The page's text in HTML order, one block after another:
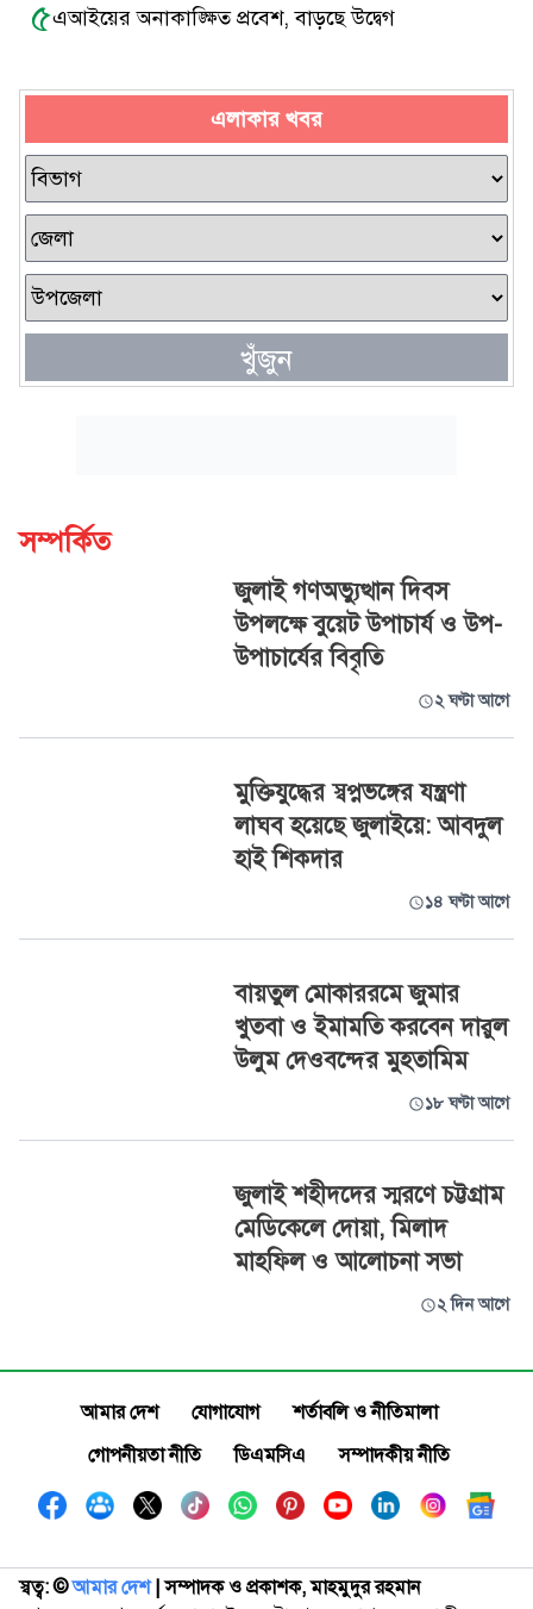
৫এআইয়ের অনাকাঙ্ক্ষিত প্রবেশ, বাড়ছে উদ্বেগ
এলাকার খবর
খুঁজুন
সম্পর্কিত
জুলাই গণঅভ্যুত্থান দিবস
উপলক্ষে বুয়েট উপাচার্য ও উপ-
উপাচার্যের বিবৃতি
২ ঘণ্টা আগে
মুক্তিযুদ্ধের স্বপ্নভঙ্গের যন্ত্রণা
লাঘব হয়েছে জুলাইয়ে: আবদুল
হাই শিকদার
১৪ ঘণ্টা আগে
বায়তুল মোকাররমে জুমার
খুতবা ও ইমামতি করবেন দারুল
উলুম দেওবন্দের মুহতামিম
১৮ ঘণ্টা আগে
জুলাই শহীদদের স্মরণে চট্টগ্রাম
মেডিকেলে দোয়া, মিলাদ
মাহফিল ও আলোচনা সভা
২ দিন আগে
আমার দেশ যোগাযোগ
শর্তাবলি ও নীতিমালা
গোপনীয়তা নীতি
ডিএমসিএ সম্পাদকীয় নীতি
স্বত্ব: ©️আমার দেশ| সম্পাদক ও প্রকাশক, মাহমুদুর রহমান